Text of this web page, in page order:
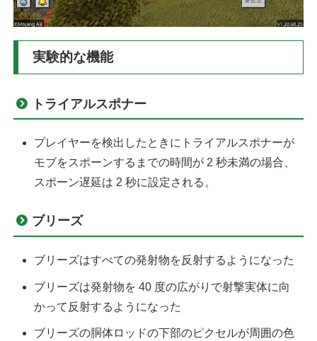
実験的な機能
トライアルスポナー
プレイヤーを検出したときにトライアルスポナーが
モブをスポーンするまでの時間が 2 秒未満の場合、
スポーン遅延は 2 秒に設定される。
ブリーズ
ブリーズはすべての発射物を反射するようになった
ブリーズは発射物を 40 度の広がりで射撃実体に向
かって反射するようになった
ブリーズの胴体ロッドの下部のピクセルが周囲の色